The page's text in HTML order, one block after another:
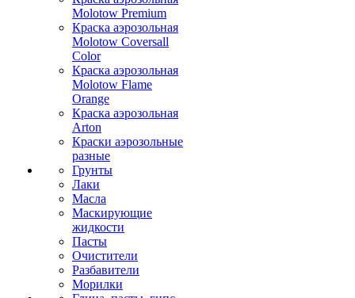
Molotow Premium
Краска аэрозольная
Molotow Coversall
Color
Краска аэрозольная
Molotow Flame
Orange
Краска аэрозольная
Arton
Краски аэрозольные
разные
Грунты
Лаки
Масла
Маскирующие
жидкости
Пасты
Очистители
Разбавители
Морилки